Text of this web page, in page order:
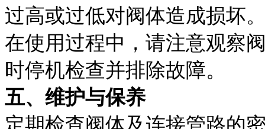
过高或过低对阀体造成损坏
在使用过程中，请注意观察
时停机检查并排除故障。
五、维护与保养
定期检查阀体及连接管路的